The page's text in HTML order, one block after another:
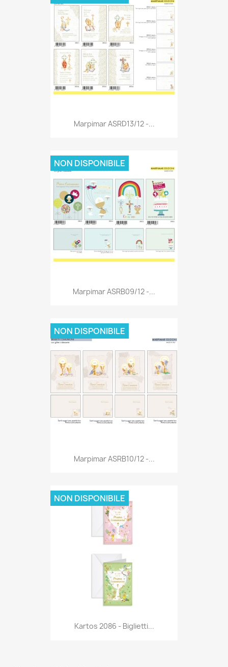
Anteprima
Marpimar ASRD13/12 -...
Anteprima
Marpimar ASRB09/12 -...
NON DISPONIBILE
Anteprima
Marpimar ASRB10/12 -...
NON DISPONIBILE
 Anteprima
Kartos 2086 - Biglietti...
NON DISPONIBILE